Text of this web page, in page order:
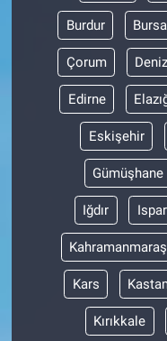
Burdur Bursa
Çorum
Edirne
Eskişehir
Gümüşhane
Iğdır
Kahramanmaraş
Kars
Kırıkkale